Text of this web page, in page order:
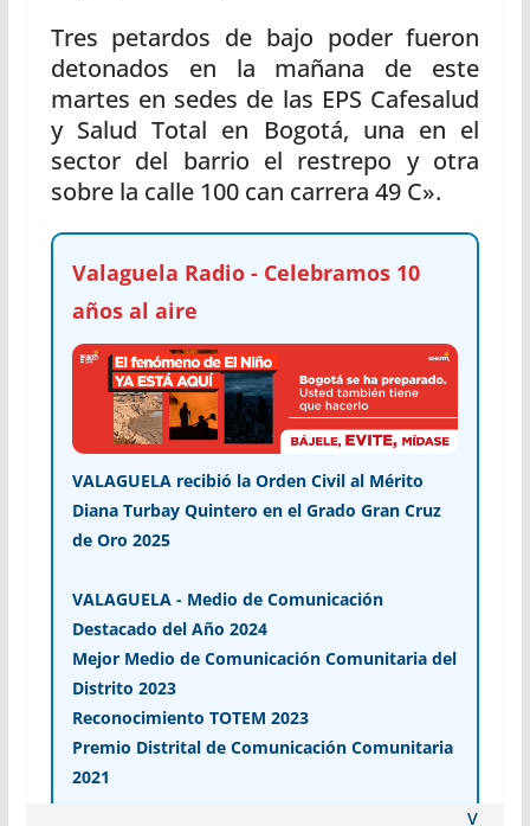
Tres petardos de bajo poder fueron
detonados en la mañana de este
martes en sedes de las EPS Cafesalud
y Salud Total en Bogotá, una en el
sector del barrio el restrepo y otra
sobre la calle 100 can carrera 49 C».
Valaguela Radio - Celebramos 10
años al aire
VALAGUELA recibió la Orden Civil al Mérito
Diana Turbay Quintero en el Grado Gran Cruz
de Oro 2025
VALAGUELA - Medio de Comunicación
Destacado del Año 2024
Mejor Medio de Comunicación Comunitaria del
Distrito 2023
Reconocimiento TOTEM 2023
Premio Distrital de Comunicación Comunitaria
2021
V